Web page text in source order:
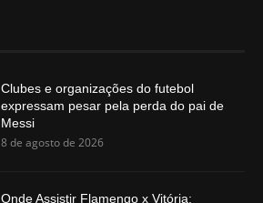
Clubes e organizações do futebol
expressam pesar pela perda do pai de
Messi
8 de agosto de 2026
Onde Assistir Flamengo x Vitória: